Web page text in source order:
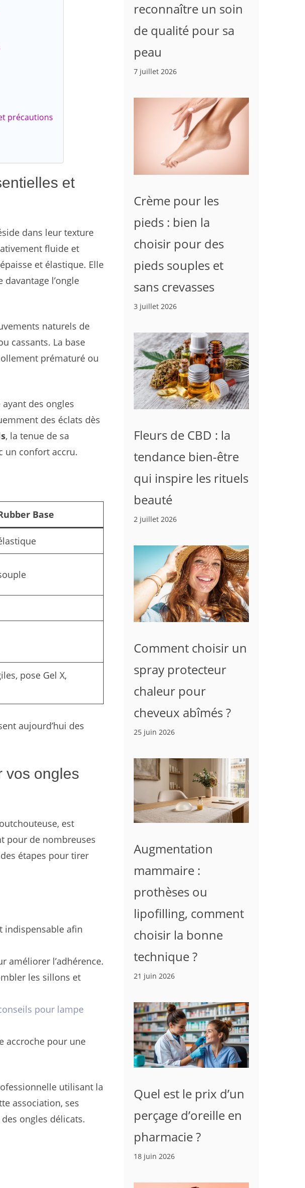
précautions
et
dans leur texture
fluide et
et élastique. Elle
l’ongle
naturels de
cassants. La base
prématuré ou
des ongles
des éclats dès
, la tenue de sa
un confort accru.
Base
pose Gel X,
aujourd’hui des
vos ongles
est
pour de nombreuses
étapes pour tirer
indispensable afin
améliorer l’adhérence.
les sillons et
pour lampe
accroche pour une
utilisant la
association, ses
ongles délicats.
reconnaître un soin
de qualité pour sa
peau
7 juillet 2026
Crème pour les
pieds : bien la
choisir pour des
pieds souples et
sans crevasses
3 juillet 2026
Fleurs de CBD : la
tendance bien-être
qui inspire les rituels
beauté
2 juillet 2026
Comment choisir un
spray protecteur
chaleur pour
cheveux abîmés ?
25 juin 2026
Augmentation
mammaire :
prothèses ou
lipofilling, comment
choisir la bonne
technique ?
21 juin 2026
Quel est le prix d’un
perçage d’oreille en
pharmacie ?
18 juin 2026